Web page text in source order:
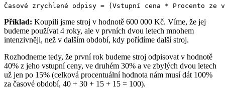
Příklad: Koupili jsme stroj v hodnotě 600 000 Kč. Víme, že jej
budeme používat 4 roky, ale v prvních dvou letech mnohem
intenzivněji, než v dalším období, kdy pořídíme další stroj.
Rozhodneme tedy, že první rok budeme stroj odpisovat v hodnotě
40% z jeho vstupní ceny, ve druhém 30% a ve zbylých dvou letech
už jen po 15% (celková procentuální hodnota nám musí dát 100%
za časové období, 40 + 30 + 15 + 15 = 100).